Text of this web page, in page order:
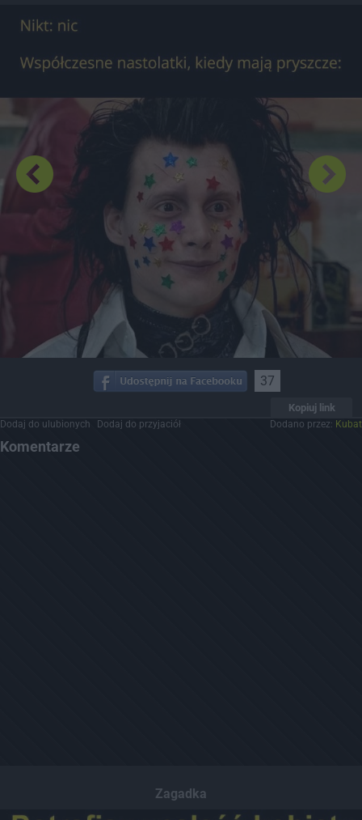
37
Kopiuj link
Dodaj do ulubionych Dodaj do przyjaciół Dodano przez: Kubat
Komentarze
Zagadka